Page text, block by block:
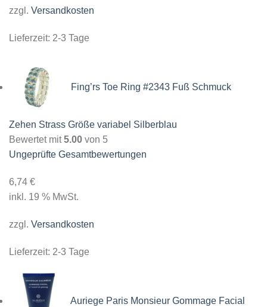
zzgl. Versandkosten
Lieferzeit: 2-3 Tage
Fing’rs Toe Ring #2343 Fuß Schmuck
Zehen Strass Größe variabel Silberblau
Bewertet mit5.00 von 5
Ungeprüfte Gesamtbewertungen
6,74 €
inkl. 19 % MwSt.
zzgl. Versandkosten
Lieferzeit: 2-3 Tage
Auriege Paris Monsieur Gommage Facial